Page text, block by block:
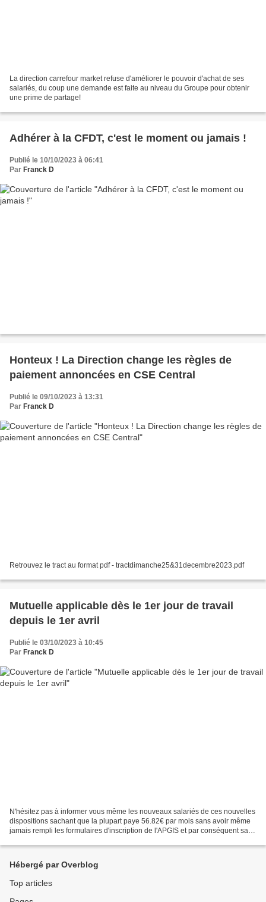
La direction carrefour market refuse d'améliorer le pouvoir d'achat de ses
salariés, du coup une demande est faite au niveau du Groupe pour obtenir
une prime de partage!
Adhérer à la CFDT, c'est le moment ou jamais !
Publié le 10/10/2023 à 06:41
Par Franck D
Honteux ! La Direction change les règles de
paiement annoncées en CSE Central
Publié le 09/10/2023 à 13:31
Par Franck D
Retrouvez le tract au format pdf - tractdimanche25&31decembre2023.pdf
Mutuelle applicable dès le 1er jour de travail
depuis le 1er avril
Publié le 03/10/2023 à 10:45
Par Franck D
N'hésitez pas à informer vous même les nouveaux salariés de ces nouvelles
dispositions sachant que la plupart paye 56.82€ par mois sans avoir même
jamais rempli les formulaires d'inscription de l'APGIS et par conséquent sans
Hébergé par Overblog
Top articles